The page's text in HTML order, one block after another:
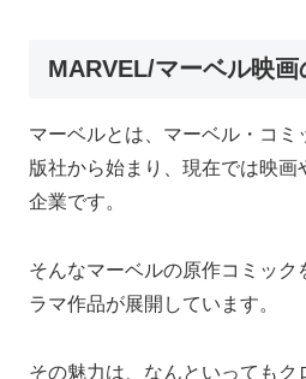
MARVEL/マーベル映画
マーベルとは、マーベル・コミ
版社から始まり、現在では映画
企業です。
そんなマーベルの原作コミック
ラマ作品が展開しています。
その魅力は、なんといってもク